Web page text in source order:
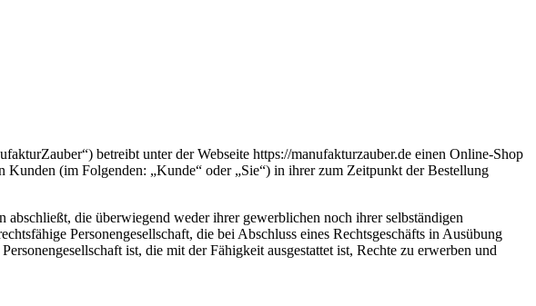
betreibt unter der Webseite https://manufakturzauber.de einen Online-Shop
(im Folgenden: „Kunde“ oder „Sie“) in ihrer zum Zeitpunkt der Bestellung
die überwiegend weder ihrer gewerblichen noch ihrer selbständigen
Personengesellschaft, die bei Abschluss eines Rechtsgeschäfts in Ausübung
ist, die mit der Fähigkeit ausgestattet ist, Rechte zu erwerben und